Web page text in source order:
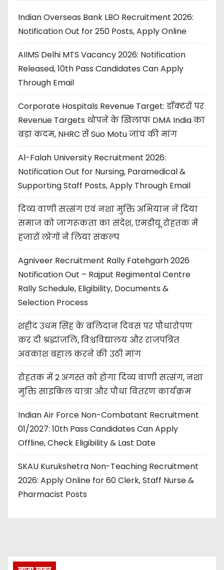
Indian Overseas Bank LBO Recruitment 2026:
Notification Out for 250 Posts, Apply Online
AIIMS Delhi MTS Vacancy 2026: Notification
Released, 10th Pass Candidates Can Apply
Through Email
Corporate Hospitals Revenue Target: डॉक्टरों पर
Revenue Targets थोपने के खिलाफ DMA India का
बड़ा कदम, NHRC से Suo Motu जांच की मांग
Al-Falah University Recruitment 2026:
Notification Out for Nursing, Paramedical &
Supporting Staff Posts, Apply Through Email
दिव्य वाणी सत्संग एवं नशा मुक्ति अभियान ने दिया
समाज को जागरूकता का संदेश, एमडीयू रोहतक में
हजारों लोगों ने लिया संकल्प
Agniveer Recruitment Rally Fatehgarh 2026
Notification Out – Rajput Regimental Centre
Rally Schedule, Eligibility, Documents &
Selection Process
शहीद उधम सिंह के बलिदान दिवस पर पौधारोपण
कर दी श्रद्धांजलि, विश्वविद्यालय और राजपत्रित
अवकाश बहाल करने की उठी मांग
रोहतक में 2 अगस्त को होगा दिव्य वाणी सत्संग, नशा
मुक्ति साइकिल यात्रा और पौधा वितरण कार्यक्रम
Indian Air Force Non-Combatant Recruitment
01/2027: 10th Pass Candidates Can Apply
Offline, Check Eligibility & Last Date
SKAU Kurukshetra Non-Teaching Recruitment
2026: Apply Online for 60 Clerk, Staff Nurse &
Pharmacist Posts